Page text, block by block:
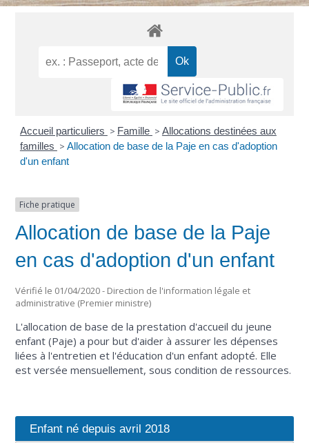
Accueil particuliers > Famille > Allocations destinées aux
familles > Allocation de base de la Paje en cas d'adoption
d'un enfant
Fiche pratique
Allocation de base de la Paje
en cas d'adoption d'un enfant
Vérifié le 01/04/2020 - Direction de l'information légale et
administrative (Premier ministre)
L'allocation de base de la prestation d'accueil du jeune
enfant (Paje) a pour but d'aider à assurer les dépenses
liées à l'entretien et l'éducation d'un enfant adopté. Elle
est versée mensuellement, sous condition de ressources.
Enfant né depuis avril 2018